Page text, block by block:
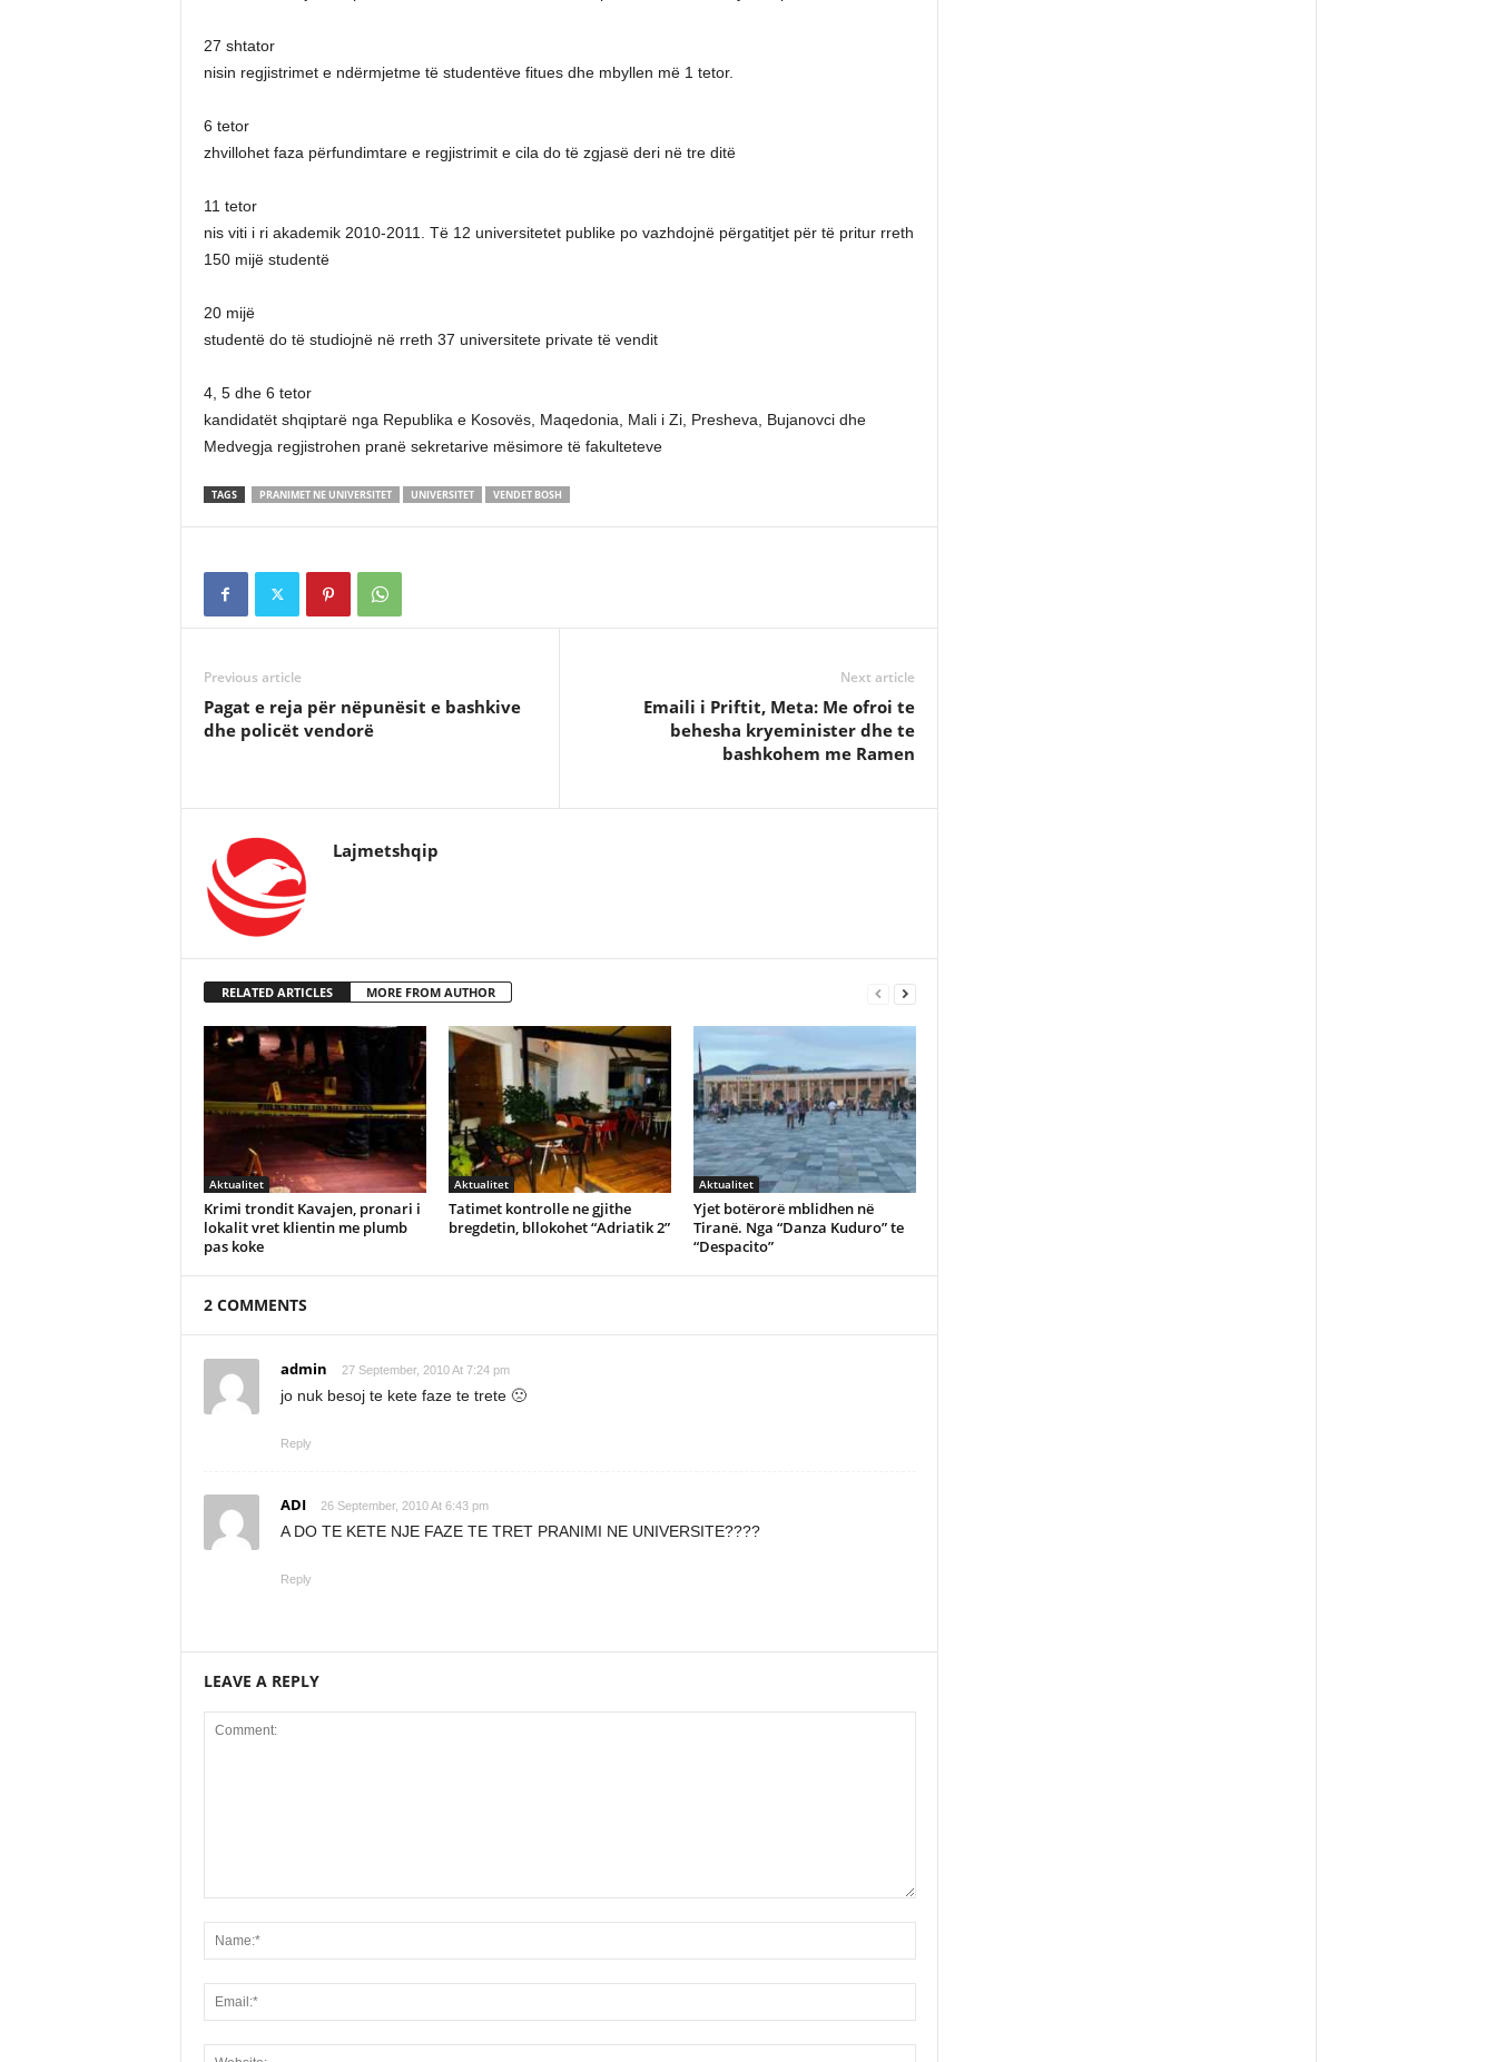
27 shtator
nisin regjistrimet e ndërmjetme të studentëve fitues dhe mbyllen më 1 tetor.
6 tetor
zhvillohet faza përfundimtare e regjistrimit e cila do të zgjasë deri në tre ditë
11 tetor
nis viti i ri akademik 2010-2011. Të 12 universitetet publike po vazhdojnë përgatitjet për të pritur rreth
150 mijë studentë
20 mijë
studentë do të studiojnë në rreth 37 universitete private të vendit
4, 5 dhe 6 tetor
kandidatët shqiptarë nga Republika e Kosovës, Maqedonia, Mali i Zi, Presheva, Bujanovci dhe
Medvegja regjistrohen pranë sekretarive mësimore të fakulteteve
TAGS PRANIMET NE UNIVERSITET UNIVERSITET VENDET BOSH
Previous article
Pagat e reja për nëpunësit e bashkive
dhe policët vendorë
Next article
Emaili i Priftit, Meta: Me ofroi te
behesha kryeminister dhe te
bashkohem me Ramen
Lajmetshqip
RELATED ARTICLES MORE FROM AUTHOR
Aktualitet
Krimi trondit Kavajen, pronari i
lokalit vret klientin me plumb
pas koke
Aktualitet
Tatimet kontrolle ne gjithe
bregdetin, bllokohet “Adriatik 2”
Aktualitet
Yjet botërorë mblidhen në
Tiranë. Nga “Danza Kuduro” te
“Despacito”
2 COMMENTS
admin 27 September, 2010 At 7:24 pm
jo nuk besoj te kete faze te trete 🙁
Reply
ADI 26 September, 2010 At 6:43 pm
A DO TE KETE NJE FAZE TE TRET PRANIMI NE UNIVERSITE????
Reply
LEAVE A REPLY